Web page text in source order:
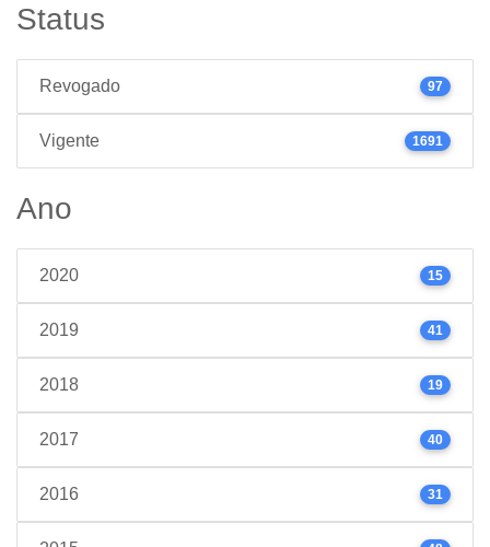
Status
Revogado 97
Vigente 1691
Ano
2020 15
2019 41
2018 19
2017 40
2016 31